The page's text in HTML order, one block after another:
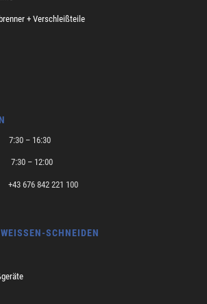
+ Verschleißteile
7:30 – 16:30
– 12:00
676 842 221 100
SCHNEIDEN